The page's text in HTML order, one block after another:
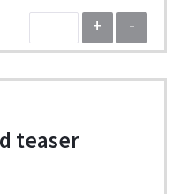
+
-
teaser